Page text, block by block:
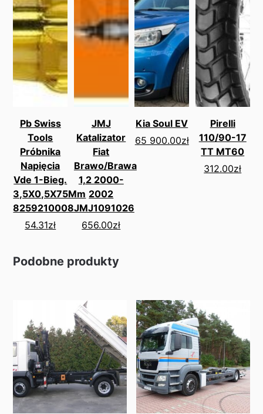
Pb Swiss
Tools
Próbnika
Napięcia
Vde 1-Bieg.
3,5X0,5X75Mm
8259210008
54.31zł
JMJ
Katalizator
Fiat
Brawo/Brawa
1,2 2000-
2002
JMJ1091026
656.00zł
Kia Soul EV
65 900.00zł
Pirelli
110/90-17
TT MT60
312.00zł
Podobne produkty